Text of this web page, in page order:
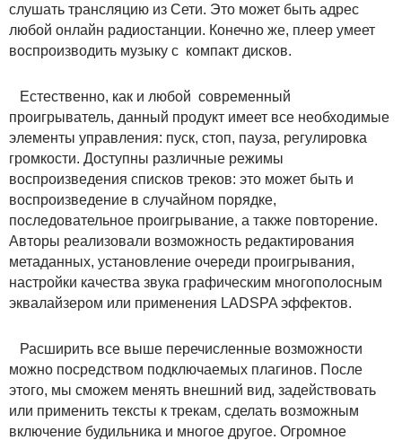
слушать трансляцию из Сети. Это может быть адрес
любой онлайн радиостанции. Конечно же, плеер умеет
воспроизводить музыку с компакт дисков.
Естественно, как и любой современный
проигрыватель, данный продукт имеет все необходимые
элементы управления: пуск, стоп, пауза, регулировка
громкости. Доступны различные режимы
воспроизведения списков треков: это может быть и
воспроизведение в случайном порядке,
последовательное проигрывание, а также повторение.
Авторы реализовали возможность редактирования
метаданных, установление очереди проигрывания,
настройки качества звука графическим многополосным
эквалайзером или применения LADSPA эффектов.
Расширить все выше перечисленные возможности
можно посредством подключаемых плагинов. После
этого, мы сможем менять внешний вид, задействовать
или применить тексты к трекам, сделать возможным
включение будильника и многое другое. Огромное